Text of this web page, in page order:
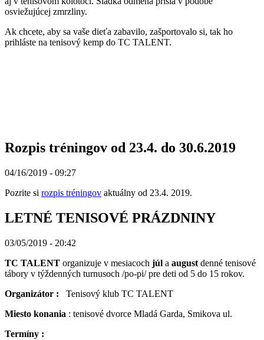
osviežujúcej zmrzliny.
Ak chcete, aby sa vaše dieťa zabavilo, zašportovalo si, tak ho
prihláste na tenisový kemp do TC TALENT.
Rozpis tréningov od 23.4. do 30.6.2019
04/16/2019 - 09:27
Pozrite si rozpis tréningov aktuálny od 23.4. 2019.
LETNÉ TENISOVÉ PRÁZDNINY
03/05/2019 - 20:42
TC TALENT organizuje v mesiacoch júl a august denné tenisové
tábory v týždenných turnusoch /po-pi/ pre deti od 5 do 15 rokov.
Organizátor : Tenisový klub TC TALENT
Miesto konania : tenisové dvorce Mladá Garda, Smikova ul.
Termíny :